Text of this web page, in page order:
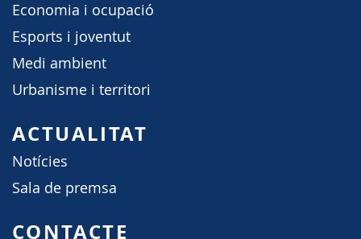
Economia i ocupació
Esports i joventut
Medi ambient
Urbanisme i territori
ACTUALITAT
Notícies
Sala de premsa
CONTACTE